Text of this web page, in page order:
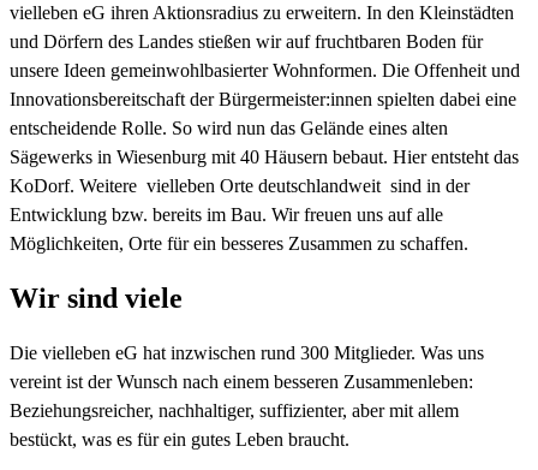
vielleben eG ihren Aktionsradius zu erweitern. In den Kleinstädten
und Dörfern des Landes stießen wir auf fruchtbaren Boden für
unsere Ideen gemeinwohlbasierter Wohnformen. Die Offenheit und
Innovations­bereitschaft der Bürgermeister:innen spielten dabei eine
entscheidende Rolle. So wird nun das Gelände eines alten
Sägewerks in Wiesenburg mit 40 Häusern bebaut. Hier entsteht das
KoDorf. Weitere vielleben Orte deutschlandweit sind in der
Entwicklung bzw. bereits im Bau. Wir freuen uns auf alle
Möglichkeiten, Orte für ein besseres Zusammen zu schaffen.
Wir sind viele
Die vielleben eG hat inzwischen rund 300 Mitglieder. Was uns
vereint ist der Wunsch nach einem besseren Zusammenleben:
Beziehungsreicher, nachhaltiger, suffizienter, aber mit allem
bestückt, was es für ein gutes Leben braucht.